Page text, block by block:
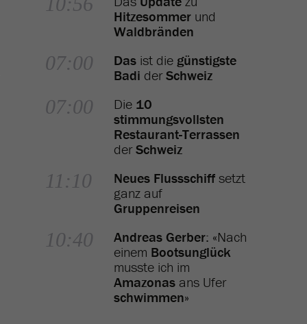
Hitzesommer und
Waldbränden
07:00 Das ist die günstigste
Badi derSchweiz
07:00 Die 10
stimmungsvollsten
Restaurant-Terrassen
derSchweiz
11:10 Neues Flussschiff setzt
ganz auf
Gruppenreisen
10:40 Andreas Gerber: «Nach
einem Bootsunglück
musste ich im
Amazonas ans Ufer
schwimmen»